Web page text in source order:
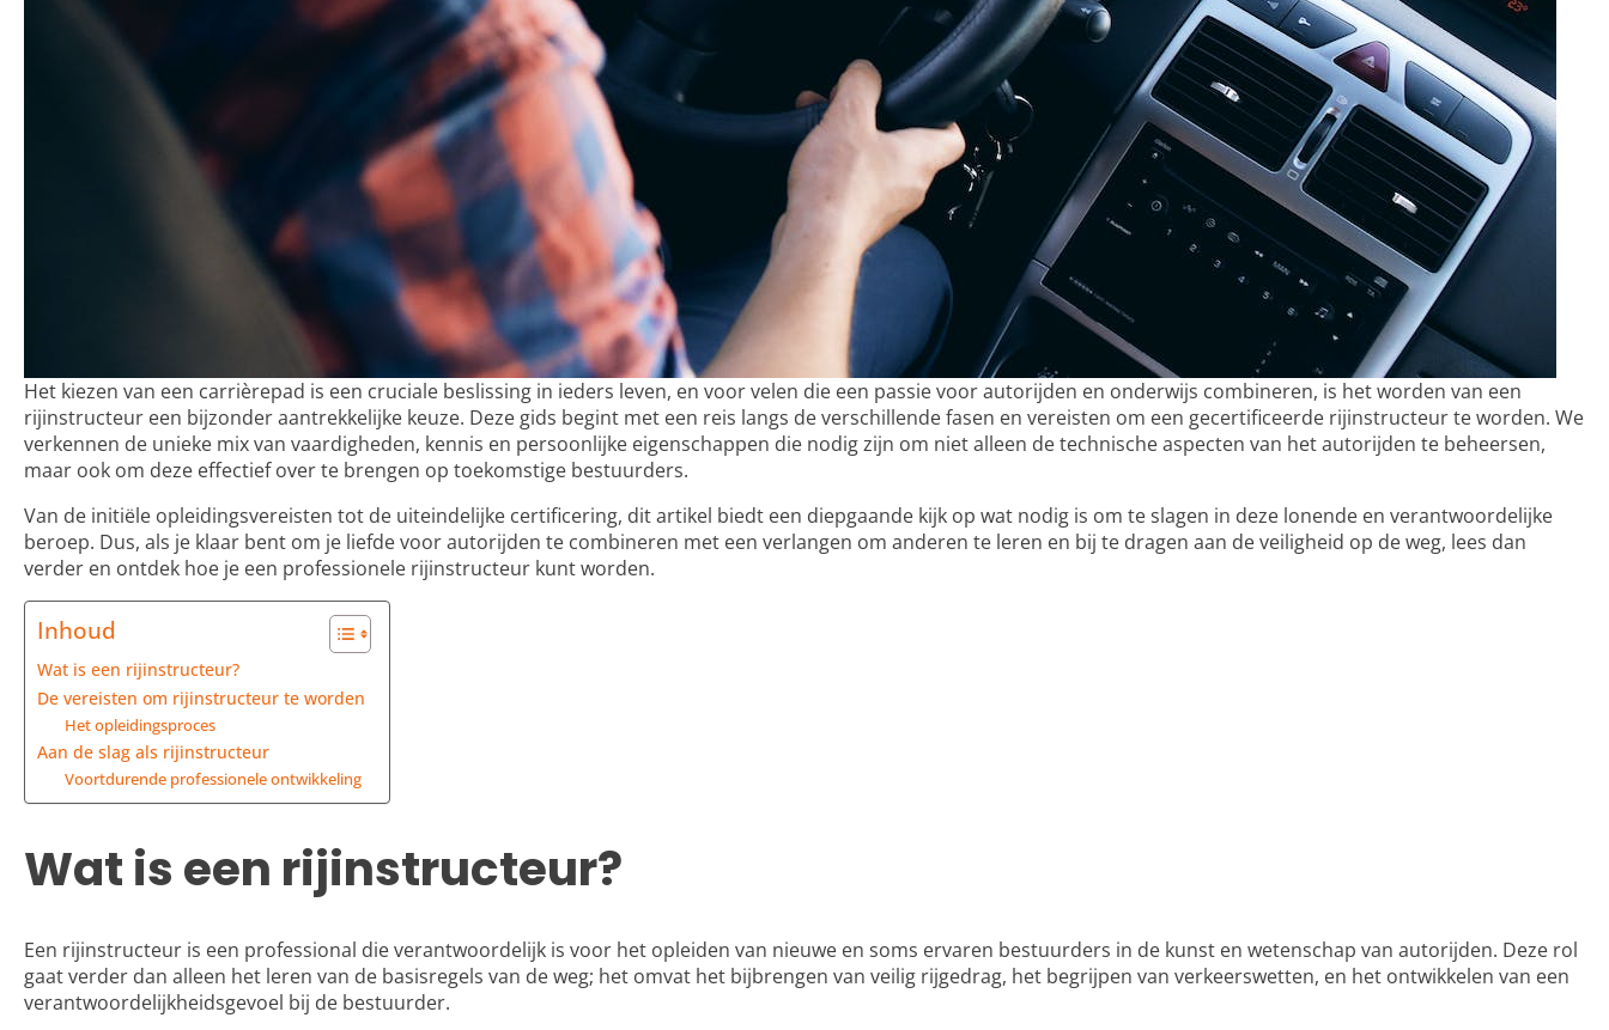
Het kiezen van een carrièrepad is een cruciale beslissing in ieders leven, en voor velen die een passie voor autorijden en onderwijs combineren, is het worden van een
rijinstructeur een bijzonder aantrekkelijke keuze. Deze gids begint met een reis langs de verschillende fasen en vereisten om een gecertificeerde rijinstructeur te worden. We
verkennen de unieke mix van vaardigheden, kennis en persoonlijke eigenschappen die nodig zijn om niet alleen de technische aspecten van het autorijden te beheersen,
maar ook om deze effectief over te brengen op toekomstige bestuurders.
Van de initiële opleidingsvereisten tot de uiteindelijke certificering, dit artikel biedt een diepgaande kijk op wat nodig is om te slagen in deze lonende en verantwoordelijke
beroep. Dus, als je klaar bent om je liefde voor autorijden te combineren met een verlangen om anderen te leren en bij te dragen aan de veiligheid op de weg, lees dan
verder en ontdek hoe je een professionele rijinstructeur kunt worden.
Inhoud
Wat is een rijinstructeur?
De vereisten om rijinstructeur te worden
Het opleidingsproces
Aan de slag als rijinstructeur
Voortdurende professionele ontwikkeling
Wat is een rijinstructeur?
Een rijinstructeur is een professional die verantwoordelijk is voor het opleiden van nieuwe en soms ervaren bestuurders in de kunst en wetenschap van autorijden. Deze rol
gaat verder dan alleen het leren van de basisregels van de weg; het omvat het bijbrengen van veilig rijgedrag, het begrijpen van verkeerswetten, en het ontwikkelen van een
verantwoordelijkheidsgevoel bij de bestuurder.